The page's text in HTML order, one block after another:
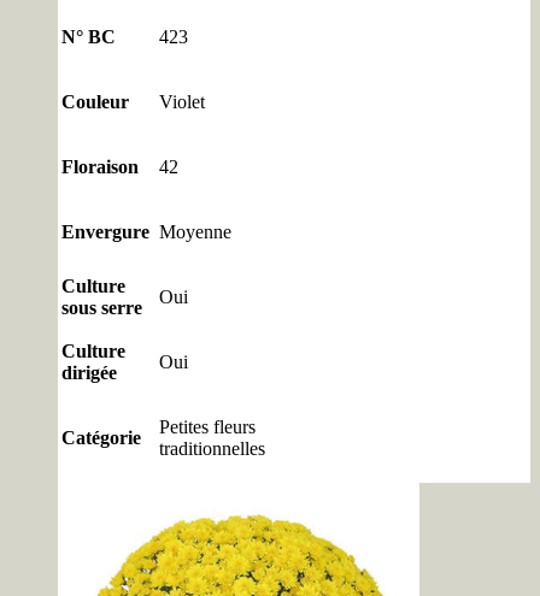
N° BC 423
Couleur Violet
Floraison 42
Envergure Moyenne
Culture
sous serre
Oui
Culture
dirigée
Oui
Catégorie
Petites fleurs
traditionnelles